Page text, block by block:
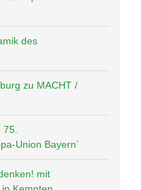
des
zu MACHT /
Union Bayern´
mit